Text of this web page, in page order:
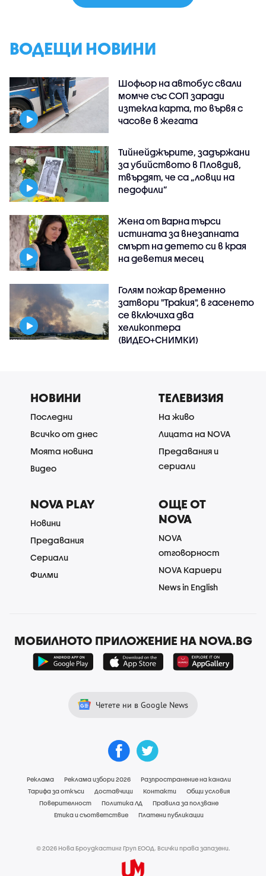
ВОДЕЩИ НОВИНИ
Шофьор на автобус свали
момче със СОП заради
изтекла карта, то вървя с
часове в жегата
Тийнейджърите, задържани
за убийството в Пловдив,
твърдят, че са „ловци на
педофили”
Жена от Варна търси
истината за внезапната
смърт на детето си в края
на деветия месец
Голям пожар временно
затвори "Тракия", в гасенето
се включиха два
хеликоптера
(ВИДЕО+СНИМКИ)
НОВИНИ
Последни
Всичко от днес
Моята новина
Видео
ТЕЛЕВИЗИЯ
На живо
Лицата на NOVA
Предавания и
сериали
NOVA PLAY
Новини
Предавания
Сериали
Филми
ОЩЕ ОТ
NOVA
NOVA
отговорност
NOVA Кариери
News in English
МОБИЛНОТО ПРИЛОЖЕНИЕ НА NOVA.BG
Четете ни в Google News
Реклама Реклама избори 2026
Разпространение на канали
Тарифа за откъси
Доставчици Контакти
Общи условия
Поверителност
Политика ЛД
Правила за ползване
Етика и съответствие
Платени публикации
© 2026 Нова Броудкастинг Груп ЕООД. Всички права запазени.